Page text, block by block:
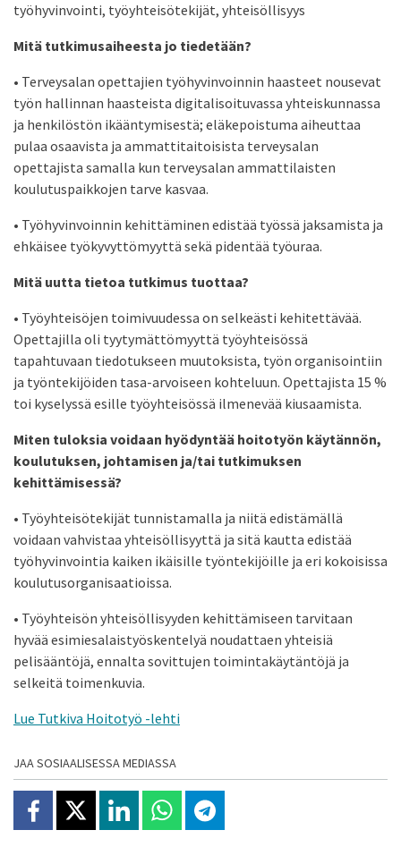
työhyvinvointi, työyhteisötekijät, yhteisöllisyys
Mitä tutkimusaiheesta jo tiedetään?
• Terveysalan opettajien työhyvinvoinnin haasteet nousevat
työn hallinnan haasteista digitalisoituvassa yhteiskunnassa
ja henkilöstön ikääntymisestä; eläkepoistuma aiheuttaa
pulaa osaavista ja ammattitaitoisista terveysalan
opettajista samalla kun terveysalan ammattilaisten
koulutuspaikkojen tarve kasvaa.
• Työhyvinvoinnin kehittäminen edistää työssä jaksamista ja
ehkäisee työkyvyttömyyttä sekä pidentää työuraa.
Mitä uutta tietoa tutkimus tuottaa?
• Työyhteisöjen toimivuudessa on selkeästi kehitettävää.
Opettajilla oli tyytymättömyyttä työyhteisössä
tapahtuvaan tiedotukseen muutoksista, työn organisointiin
ja työntekijöiden tasa-arvoiseen kohteluun. Opettajista 15 %
toi kyselyssä esille työyhteisössä ilmenevää kiusaamista.
Miten tuloksia voidaan hyödyntää hoitotyön käytännön,
koulutuksen, johtamisen ja/tai tutkimuksen
kehittämisessä?
• Työyhteisötekijät tunnistamalla ja niitä edistämällä
voidaan vahvistaa yhteisöllisyyttä ja sitä kautta edistää
työhyvinvointia kaiken ikäisille työntekijöille ja eri kokoisissa
koulutusorganisaatioissa.
• Työyhteisön yhteisöllisyyden kehittämiseen tarvitaan
hyvää esimiesalaistyöskentelyä noudattaen yhteisiä
pelisääntöjä, ennalta sovittujen toimintakäytäntöjä ja
selkeitä toimenkuvia.
Lue Tutkiva Hoitotyö -lehti
JAA SOSIAALISESSA MEDIASSA
Jaa Facebookissa
Jaa X:ssäJaa Linkedinissä
Jaa Whatsappissa
Jaa Telegramissa